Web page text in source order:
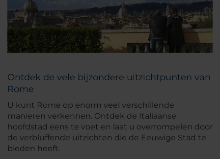
Ontdek de vele bijzondere uitzichtpunten van
Rome
U kunt Rome op enorm veel verschillende
manieren verkennen. Ontdek de Italiaanse
hoofdstad eens te voet en laat u overrompelen door
de verbluffende uitzichten die de Eeuwige Stad te
bieden heeft.